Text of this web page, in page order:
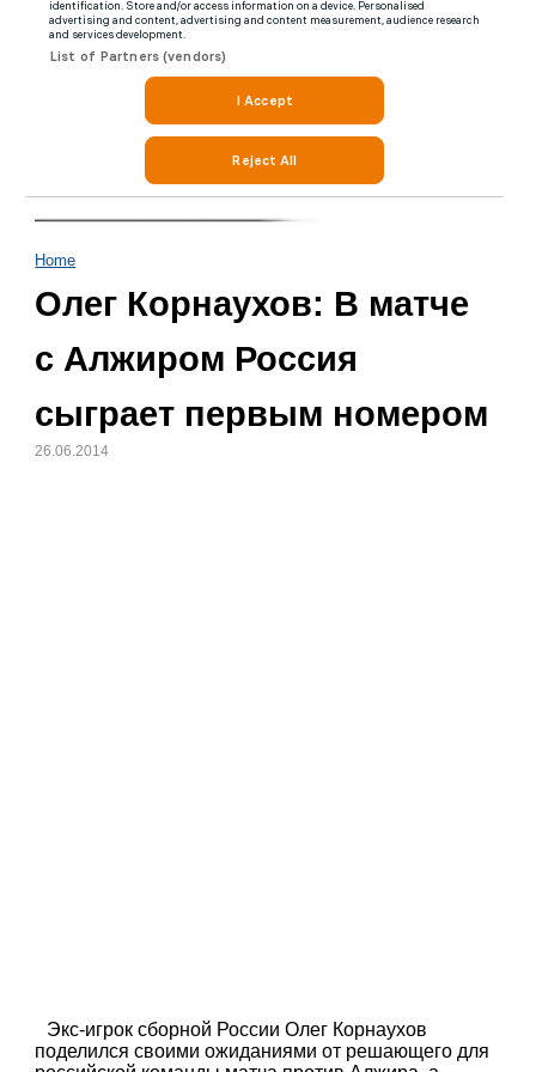
Home
Олег Корнаухов: В матче
с Алжиром Россия
сыграет первым номером
26.06.2014
Экс-игрок сборной России Олег Корнаухов
поделился своими ожиданиями от решающего для